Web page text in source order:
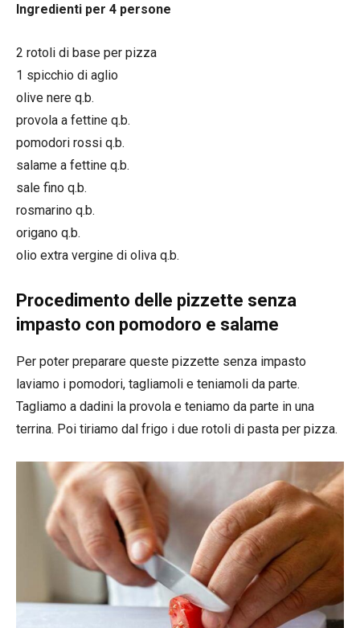
Ingredienti per 4 persone
2 rotoli di base per pizza
1 spicchio di aglio
olive nere q.b.
provola a fettine q.b.
pomodori rossi q.b.
salame a fettine q.b.
sale fino q.b.
rosmarino q.b.
origano q.b.
olio extra vergine di oliva q.b.
Procedimento delle pizzette senza
impasto con pomodoro e salame
Per poter preparare queste pizzette senza impasto
laviamo i pomodori, tagliamoli e teniamoli da parte.
Tagliamo a dadini la provola e teniamo da parte in una
terrina. Poi tiriamo dal frigo i due rotoli di pasta per pizza.